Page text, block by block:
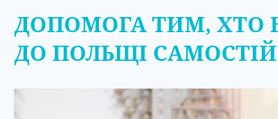
ДОПОМОГА ТИМ, ХТО
ДО ПОЛЬЩІ